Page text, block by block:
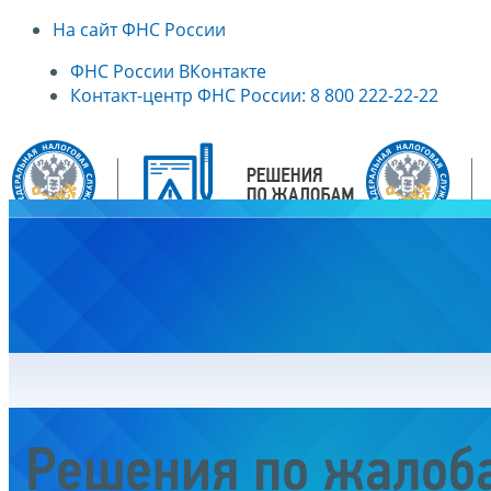
На сайт ФНС России
ФНС России ВКонтакте
Контакт-центр ФНС России: 8 800 222-22-22
Решения по